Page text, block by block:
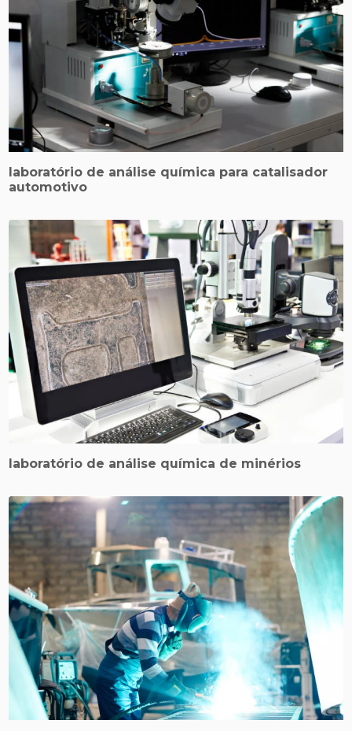
laboratório de análise química para catalisador
automotivo
laboratório de análise química de minérios